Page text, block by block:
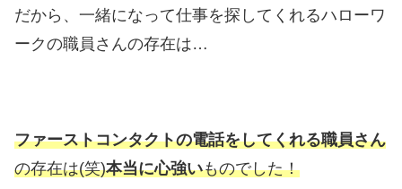
だから、一緒になって仕事を探してくれるハローワ
ークの職員さんの存在は…
ファーストコンタクトの電話をしてくれる職員さん
の存在は(笑)本当に心強いものでした！